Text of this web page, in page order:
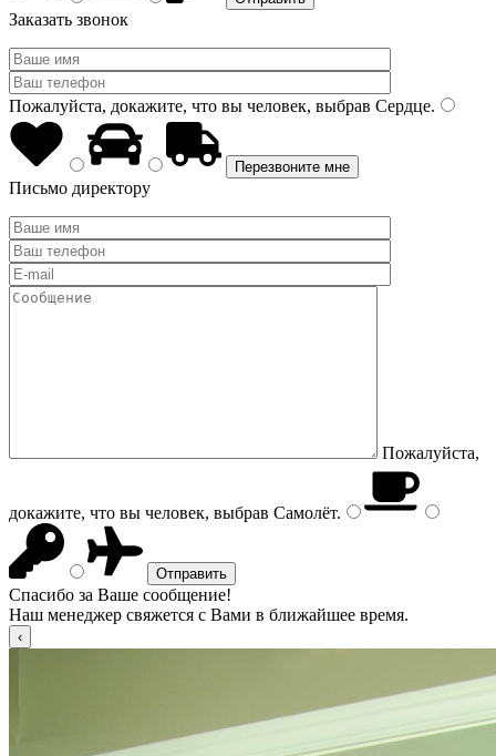
Заказать звонок
Пожалуйста, докажите, что вы человек, выбрав Сердце.
Письмо директору
Пожалуйста,
докажите, что вы человек, выбрав Самолёт.
Спасибо за Ваше сообщение!
Наш менеджер свяжется с Вами в ближайшее время.